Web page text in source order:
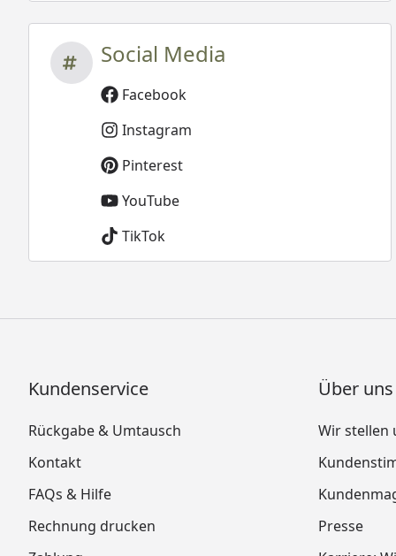
Social Media
Facebook
Instagram
Pinterest
YouTube
TikTok
Kundenservice
Rückgabe & Umtausch
Kontakt
FAQs & Hilfe
Rechnung drucken
Über uns
Wir stellen
Presse